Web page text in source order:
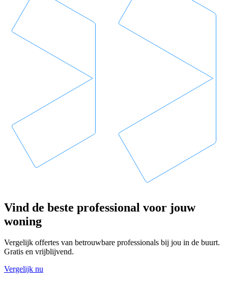
Vind de beste professional voor jouw
woning
Vergelijk offertes van betrouwbare professionals bij jou in de buurt.
Gratis en vrijblijvend.
Vergelijk nu